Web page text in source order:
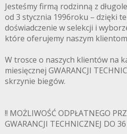
Jesteśmy firmą rodzinną z
od 3 stycznia 1996roku – dzięki
doświadczenie w selekcji i
które oferujemy naszym
W trosce o naszych klientów na
miesięcznej GWARANCJI
skrzynie biegów.
!! MOŻLIWOŚĆ ODPŁATNEGO
GWARANCJI TECHNICZNEJ DO 36